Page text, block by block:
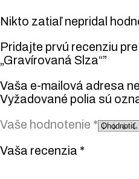
Nikto zatiaľ nepridal
Pridajte prvú recenziu
„Gravírovaná Slza“”
Vaša e-mailová adresa
Vyžadované polia sú
Vaše hodnotenie *
Vaša recenzia *